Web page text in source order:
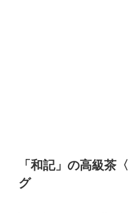
「和記」の高級茶〈
グ